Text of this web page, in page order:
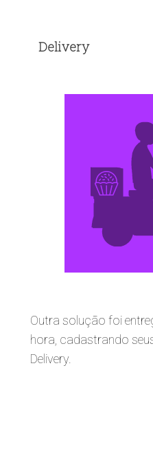
Delivery
Outra solução foi
hora, cadastrando
Delivery.